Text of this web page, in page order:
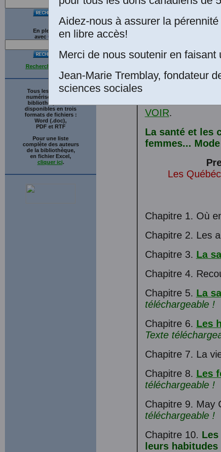
En plein texte
avec G gle
Recherche avancée
Tous les ouvrages
numérisés de cette
bibliothèque sont
disponibles en trois
formats de fichiers :
Word (.doc),
PDF et RTF
Pour une liste
complète des auteurs
de la bibliothèque,
en fichier Excel,
cliquer ici.
sociales
Introduction:
santé des
VOIR.
La santé et les
femmes...
Les
Chapitre 1. Où
Chapitre 2. Les
Chapitre 3. La
Chapitre 4.
Chapitre 5. La
téléchargeable !
Chapitre 6. Les
Texte
Chapitre 7. La
Chapitre 8. Les
téléchargeable !
Chapitre 9. May
téléchargeable !
Chapitre 10.
leurs
Aidez-nous à assurer la
en libre accès!
Merci de nous soutenir en faisant
Jean-Marie Tremblay, fondateur
sciences sociales